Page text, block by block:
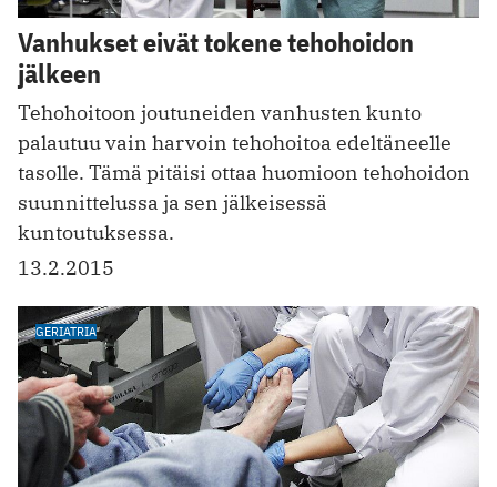
Vanhukset eivät tokene tehohoidon
jälkeen
Tehohoitoon joutuneiden vanhusten kunto
palautuu vain harvoin tehohoitoa edeltäneelle
tasolle. Tämä pitäisi ottaa huomioon tehohoidon
suunnittelussa ja sen jälkeisessä
kuntoutuksessa.
13.2.2015
GERIATRIA